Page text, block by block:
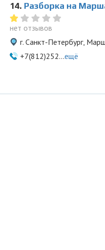
14. Разборка на
нет отзывов
г. Санкт-Петербург,
+7(812)252...ещё